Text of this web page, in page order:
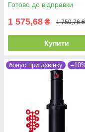
Готово до відправки
1 575,68 ₴ 1 750,76 ₴
Купити
бонус при дзвінку